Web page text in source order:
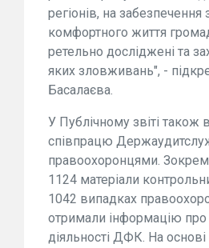
регіонів, на
комфортного життя
ретельно досліджені та
яких зловживань", -
Басалаєва.
У Публічному звіті також
співпрацю
правоохоронцями.
1124 матеріали
1042 випадках
отримали інформацію про
діяльності ДФК. На